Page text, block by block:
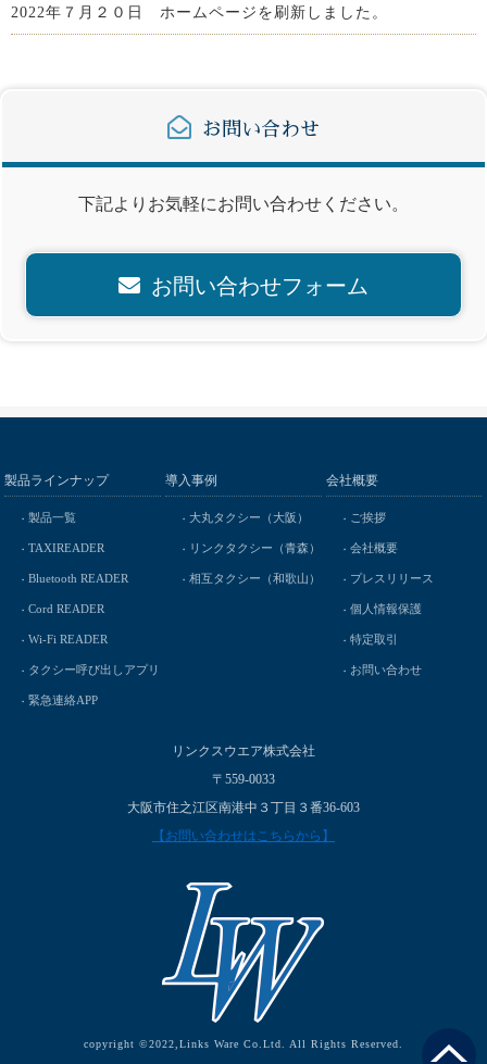
2022年７月２０日 ホームページを刷新しました。
お問い合わせ
下記よりお気軽にお問い合わせください。
お問い合わせフォーム
製品ラインナップ
製品一覧
TAXIREADER
Bluetooth READER
Cord READER
Wi-Fi READER
タクシー呼び出しアプリ
緊急連絡APP
導入事例
大丸タクシー（大阪）
リンクタクシー（青森）
相互タクシー（和歌山）
会社概要
ご挨拶
会社概要
プレスリリース
個人情報保護
特定取引
お問い合わせ
リンクスウエア株式会社
〒559-0033
大阪市住之江区南港中３丁目３番36-603
【お問い合わせはこちらから】
copyright ©2022,Links Ware Co.Ltd. All Rights Reserved.